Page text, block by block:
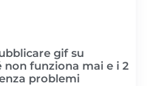
gif su
non funziona mai e i 2
problemi